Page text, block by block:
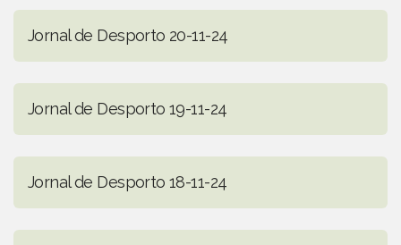
Jornal de Desporto 20-11-24
Jornal de Desporto 19-11-24
Jornal de Desporto 18-11-24